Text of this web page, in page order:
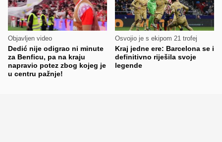
Objavljen video
Dedić nije odigrao ni minute
za Benficu, pa na kraju
napravio potez zbog kojeg je
u centru pažnje!
Osvojio je s ekipom 21 trofej
Kraj jedne ere: Barcelona se i
definitivno riješila svoje
legende